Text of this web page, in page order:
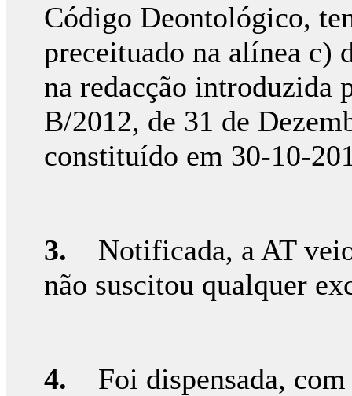
Código Deontológico,
preceituado na alínea c)
na redacção introduzida
B/2012, de 31 de
constituído em 30-10-
3. Notificada, a AT veio
não suscitou qualquer
4. Foi dispensada, com